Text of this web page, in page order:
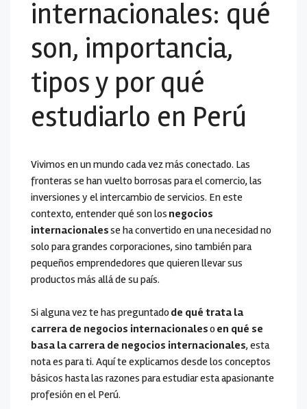
internacionales: qué
son, importancia,
tipos y por qué
estudiarlo en Perú
Vivimos en un mundo cada vez más conectado. Las
fronteras se han vuelto borrosas para el comercio, las
inversiones y el intercambio de servicios. En este
contexto, entender qué son los negocios
internacionalesse ha convertido en una necesidad no
solo para grandes corporaciones, sino también para
pequeños emprendedores que quieren llevar sus
productos más allá de su país.
Si alguna vez te has preguntadode qué trata la
carrera de negocios internacionalesoen qué se
basa la carrera de negocios internacionales, esta
nota es para ti. Aquí te explicamos desde los conceptos
básicos hasta las razones para estudiar esta apasionante
profesión en el Perú.